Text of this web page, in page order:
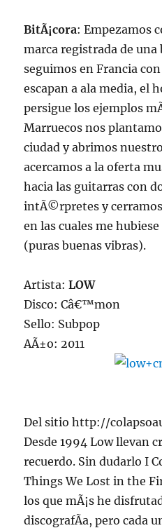
BitÃ¡cora: Empezamos
marca registrada de
seguimos en Francia
escapan a ala media, el
persigue los ejemplos
Marruecos nos
ciudad y abrimos
acercamos a la oferta
hacia las guitarras con
intÃ©rpretes y
en las cuales me
(puras buenas vibras).
Artista:LOW
Disco: Câ€™mon
Sello: Subpop
AÃ±o: 2011
Del sitio http://
Desde 1994 Low llevan
recuerdo. Sin dudarlo I
Things We Lost in the
los que mÃ¡s he
discografÃ­a, pero cada